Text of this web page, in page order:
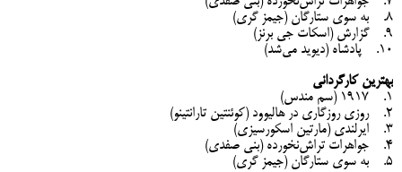
8. به سوی ستارگان (جیمز گری)
9. گزارش (اسکات جی برنز)
10. پادشاه (دیوید می‌شد)
بهترین کارگردانی
1. 1917 (سم مندس)
2. روزی روزگاری در هالیوود (کوئنتین تارانتینو)
3. ایرلندی (مارتین اسکورسیزی)
4. جواهرات تراش‌نخورده (بنی صفدی)
5. به سوی ستارگان (جیمز گری)